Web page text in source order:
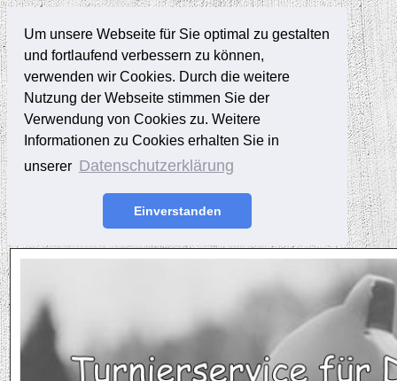
Um unsere Webseite für Sie optimal zu gestalten
und fortlaufend verbessern zu können,
verwenden wir Cookies. Durch die weitere
Nutzung der Webseite stimmen Sie der
Verwendung von Cookies zu. Weitere
Informationen zu Cookies erhalten Sie in
unserer Datenschutzerklärung
Einverstanden